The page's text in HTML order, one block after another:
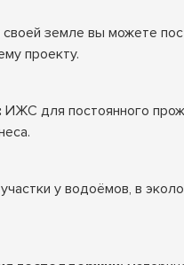
своей земле вы можете
проекту.
ИЖС для постоянного
участки у водоёмов, в